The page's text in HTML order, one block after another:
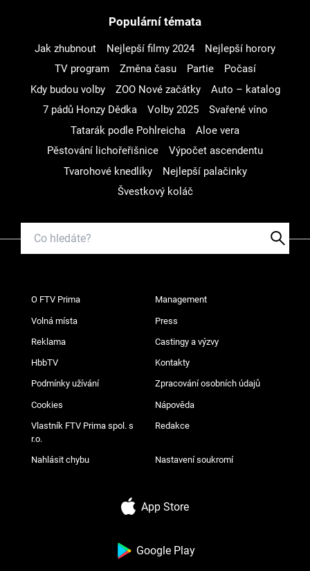
Populární témata
Jak zhubnout Nejlepší filmy 2024
Nejlepší horory
TV program
Změna času Partie
Počasí
Kdy budou volby
ZOO Nové začátky
Auto – katalog
7 pádů Honzy Dědka
Volby 2025
Svařené víno
Tatarák podle Pohlreicha
Aloe vera
Pěstování lichořeřišnice
Výpočet ascendentu
Tvarohové knedlíky
Nejlepší palačinky
Švestkový koláč
O FTV Prima Management
Volná místa Press
Reklama Castingy a výzvy
HbbTV Kontakty
Podmínky užívání Zpracování osobních údajů
Cookies Nápověda
Vlastník FTV Prima spol. s
r.o.
Redakce
Nahlásit chybu Nastavení soukromí
App Store
Google Play